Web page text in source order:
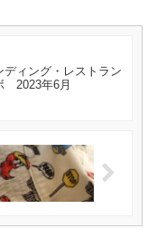
ディング・レストラン
2023年6月